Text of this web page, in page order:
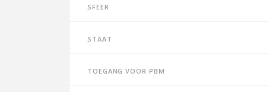
Sfeer
Staat
Toegang voor PBM